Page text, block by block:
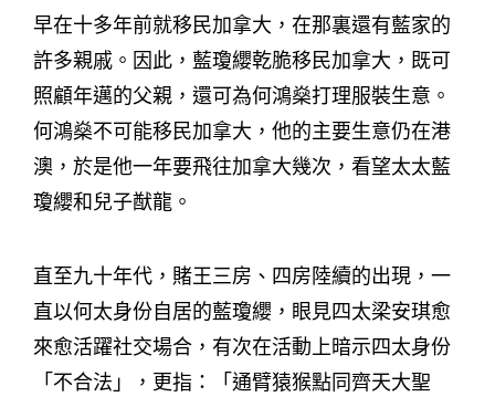
早在十多年前就移民加拿大，在那裏還有藍家的
許多親戚。因此，藍瓊纓乾脆移民加拿大，既可
照顧年邁的父親，還可為何鴻燊打理服裝生意。
何鴻燊不可能移民加拿大，他的主要生意仍在港
澳，於是他一年要飛往加拿大幾次，看望太太藍
瓊纓和兒子猷龍。
直至九十年代，賭王三房、四房陸續的出現，一
直以何太身份自居的藍瓊纓，眼見四太梁安琪愈
來愈活躍社交場合，有次在活動上暗示四太身份
「不合法」，更指：「通臂猿猴點同齊天大聖